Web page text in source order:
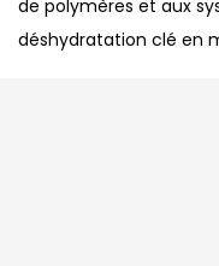
de polymères et aux
déshydratation clé en